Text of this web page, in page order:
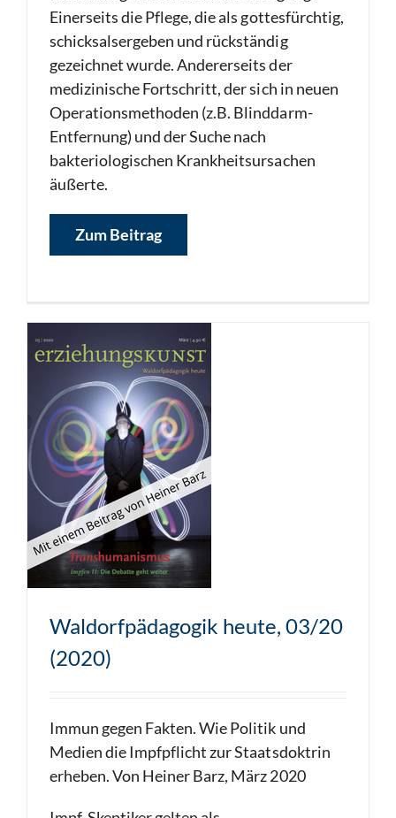
Einerseits die Pflege, die als gottesfürchtig,
schicksalsergeben und rückständig
gezeichnet wurde. Andererseits der
medizinische Fortschritt, der sich in neuen
Operationsmethoden (z.B. Blinddarm-
Entfernung) und der Suche nach
bakteriologischen Krankheitsursachen
äußerte.
Zum Beitrag
Waldorfpädagogik heute, 03/20
(2020)
Immun gegen Fakten. Wie Politik und
Medien die Impfpflicht zur Staatsdoktrin
erheben. Von Heiner Barz, März 2020